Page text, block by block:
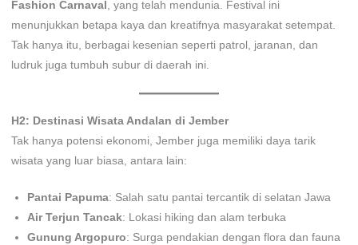
Fashion Carnaval , yang telah mendunia. Festival ini
menunjukkan betapa kaya dan kreatifnya masyarakat setempat.
Tak hanya itu, berbagai kesenian seperti patrol, jaranan, dan
ludruk juga tumbuh subur di daerah ini.
H2: Destinasi Wisata Andalan di Jember
Tak hanya potensi ekonomi, Jember juga memiliki daya tarik
wisata yang luar biasa, antara lain:
Pantai Papuma: Salah satu pantai tercantik di selatan Jawa
Air Terjun Tancak: Lokasi hiking dan alam terbuka
Gunung Argopuro: Surga pendakian dengan flora dan fauna